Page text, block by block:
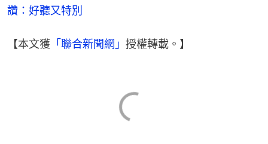
讚：好聽又特別
【本文獲 「聯合新聞網」 授權轉載。】